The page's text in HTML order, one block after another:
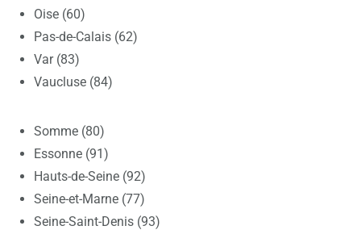
Oise (60)
Pas-de-Calais (62)
Var (83)
Vaucluse (84)
Somme (80)
Essonne (91)
Hauts-de-Seine (92)
Seine-et-Marne (77)
Seine-Saint-Denis (93)